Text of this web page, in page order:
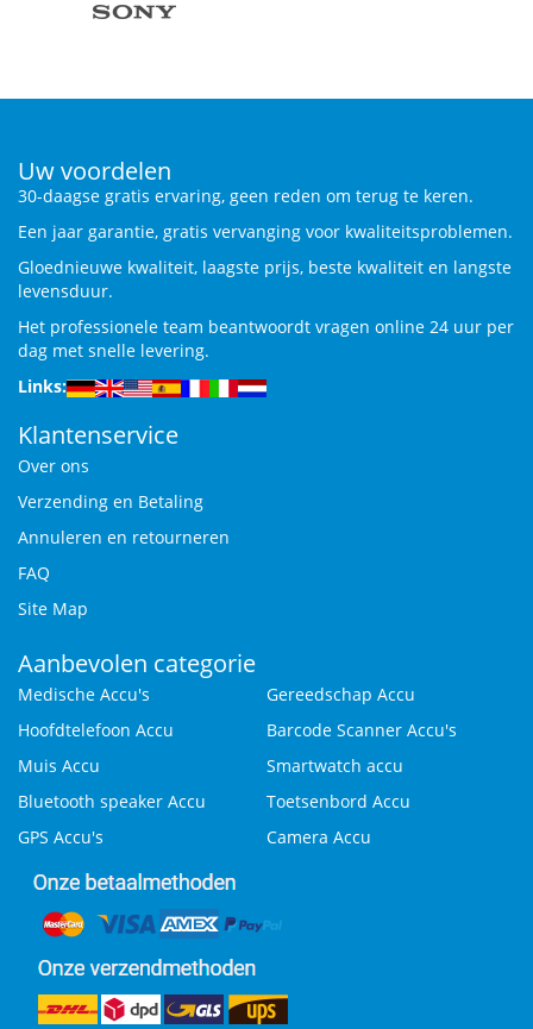
Uw voordelen
30-daagse gratis ervaring, geen reden om terug te keren.
Een jaar garantie, gratis vervanging voor kwaliteitsproblemen.
Gloednieuwe kwaliteit, laagste prijs, beste kwaliteit en langste
levensduur.
Het professionele team beantwoordt vragen online 24 uur per
dag met snelle levering.
Links:
Klantenservice
Over ons
Verzending en Betaling
Annuleren en retourneren
FAQ
Site Map
Aanbevolen categorie
Medische Accu's
Gereedschap Accu
Hoofdtelefoon Accu
Barcode Scanner Accu's
Muis Accu
Smartwatch accu
Bluetooth speaker Accu
Toetsenbord Accu
GPS Accu's
Camera Accu